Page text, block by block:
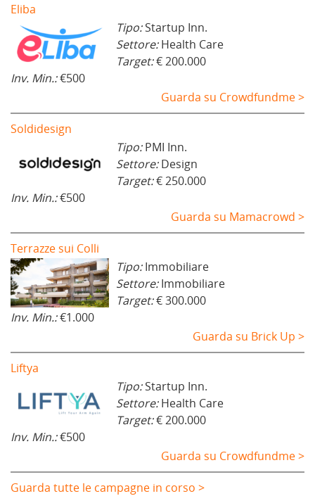
Eliba
Tipo:Startup Inn.
Settore:Health Care
Target:€ 200.000
Inv. Min.:€500
Guarda su Crowdfundme >
Soldidesign
Tipo:PMI Inn.
Settore:Design
Target:€ 250.000
Inv. Min.:€500
Guarda su Mamacrowd >
Terrazze sui Colli
Tipo:Immobiliare
Settore:Immobiliare
Target:€ 300.000
Inv. Min.:€1.000
Guarda su Brick Up >
Liftya
Tipo:Startup Inn.
Settore:Health Care
Target:€ 200.000
Inv. Min.:€500
Guarda su Crowdfundme >
Guarda tutte le campagne in corso >